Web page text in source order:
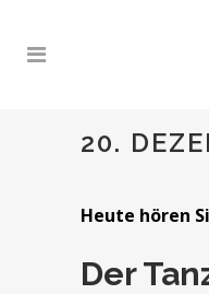
20.
Heute hören
Der